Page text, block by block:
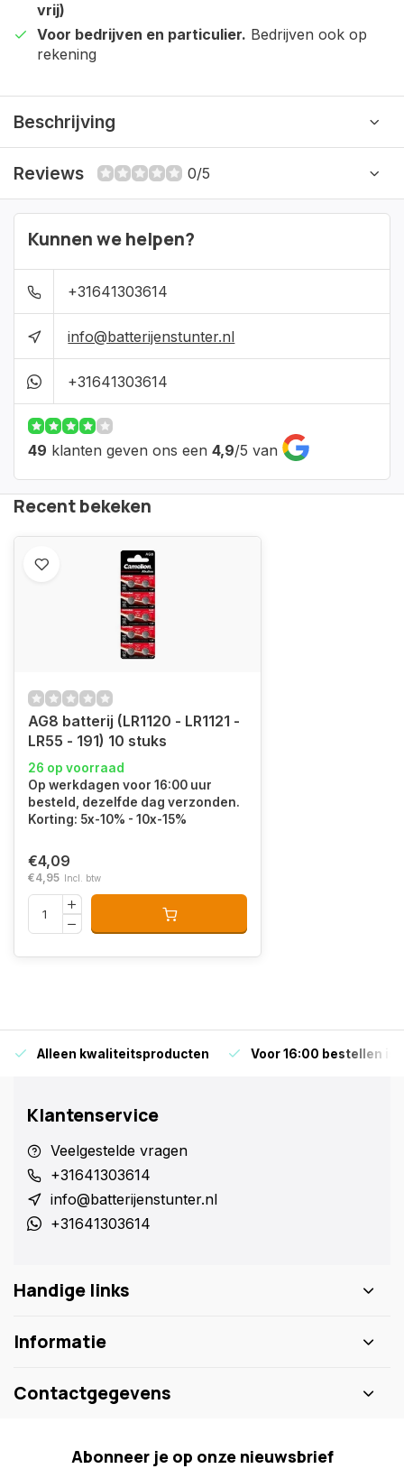
vrij)
Voor bedrijven en particulier. Bedrijven ook op
rekening
Beschrijving
Reviews 0/5
Kunnen we helpen?
+31641303614
info@batterijenstunter.nl
+31641303614
49 klanten geven ons een 4,9/5 van
Recent bekeken
AG8 batterij (LR1120 - LR1121 -
LR55 - 191) 10 stuks
26 op voorraad
Op werkdagen voor 16:00 uur
besteld, dezelfde dag verzonden.
Korting: 5x-10% - 10x-15%
€4,09
€4,95 Incl. btw
Alleen kwaliteitsproducten Voor 16:00 bestellen is
Klantenservice
Veelgestelde vragen
+31641303614
info@batterijenstunter.nl
+31641303614
Handige links
Informatie
Contactgegevens
Abonneer je op onze nieuwsbrief